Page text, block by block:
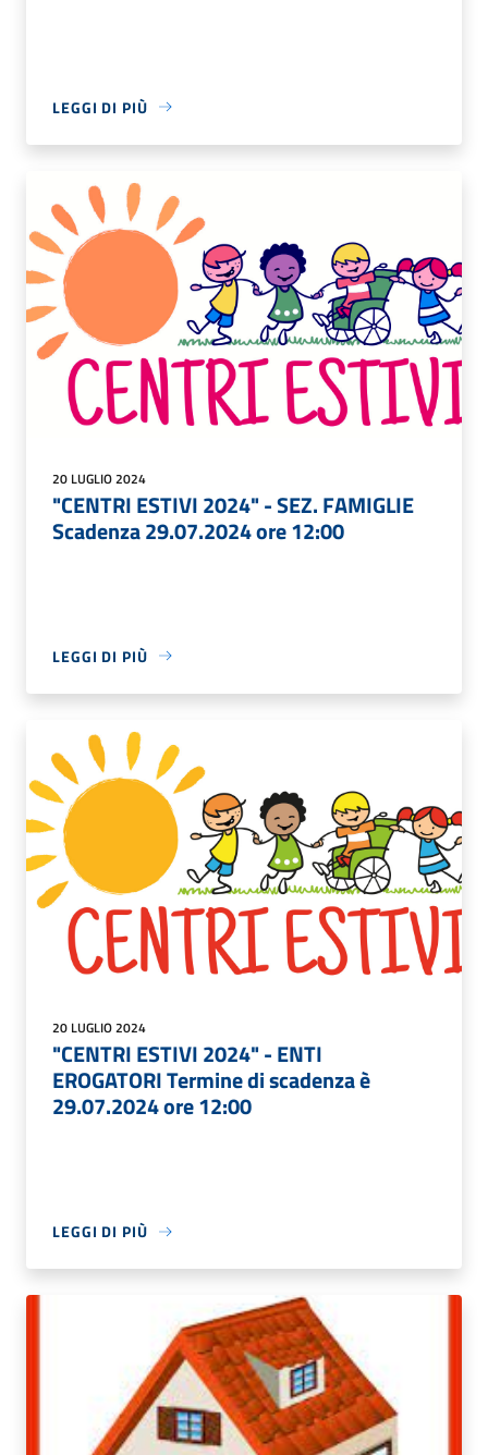
LEGGI DI PIÙ
20 LUGLIO 2024
"CENTRI ESTIVI 2024" - SEZ. FAMIGLIE
Scadenza 29.07.2024 ore 12:00
LEGGI DI PIÙ
20 LUGLIO 2024
"CENTRI ESTIVI 2024" - ENTI
EROGATORI Termine di scadenza è
29.07.2024 ore 12:00
LEGGI DI PIÙ